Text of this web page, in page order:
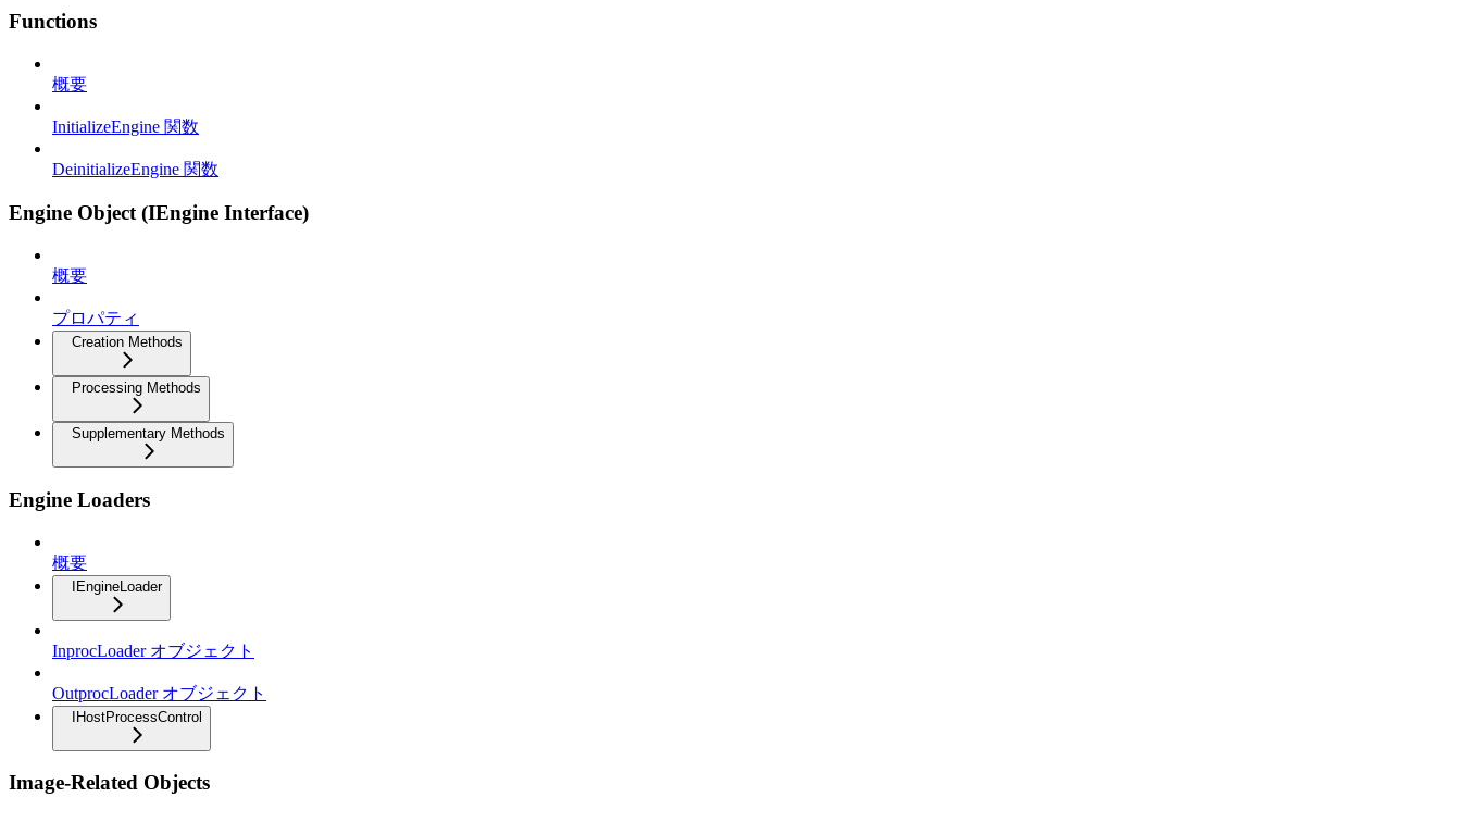
Functions
概要
InitializeEngine 関数
DeinitializeEngine 関数
Engine Object (IEngine Interface)
概要
プロパティ
Creation Methods
Processing Methods
Supplementary Methods
Engine Loaders
概要
IEngineLoader
InprocLoader オブジェクト
OutprocLoader オブジェクト
IHostProcessControl
Image-Related Objects